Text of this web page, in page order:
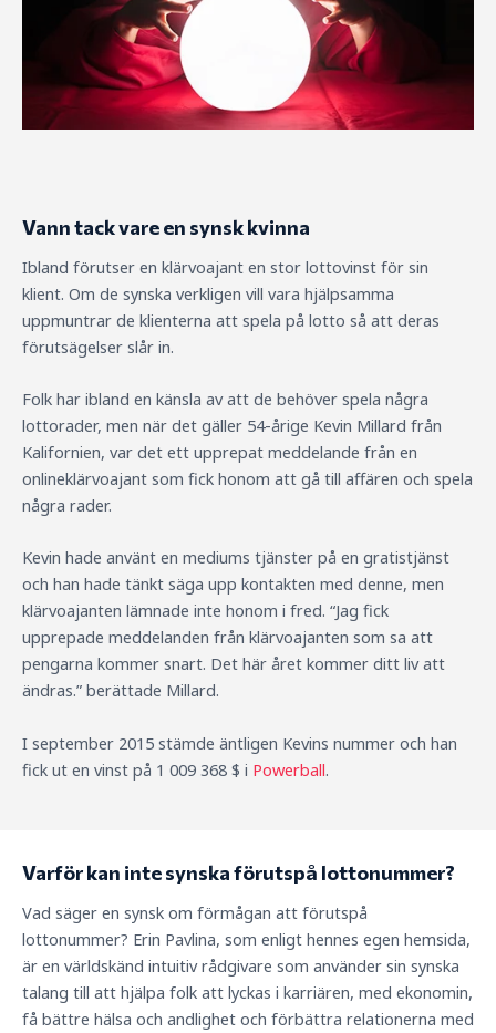
Vann tack vare en synsk kvinna
Ibland förutser en klärvoajant en stor lottovinst för sin
klient. Om de synska verkligen vill vara hjälpsamma
uppmuntrar de klienterna att spela på lotto så att deras
förutsägelser slår in.
Folk har ibland en känsla av att de behöver spela några
lottorader, men när det gäller 54-årige Kevin Millard från
Kalifornien, var det ett upprepat meddelande från en
onlineklärvoajant som fick honom att gå till affären och spela
några rader.
Kevin hade använt en mediums tjänster på en gratistjänst
och han hade tänkt säga upp kontakten med denne, men
klärvoajanten lämnade inte honom i fred. “Jag fick
upprepade meddelanden från klärvoajanten som sa att
pengarna kommer snart. Det här året kommer ditt liv att
ändras.” berättade Millard.
I september 2015 stämde äntligen Kevins nummer och han
fick ut en vinst på 1 009 368 $ i Powerball.
Varför kan inte synska förutspå lottonummer?
Vad säger en synsk om förmågan att förutspå
lottonummer? Erin Pavlina, som enligt hennes egen hemsida,
är en världskänd intuitiv rådgivare som använder sin synska
talang till att hjälpa folk att lyckas i karriären, med ekonomin,
få bättre hälsa och andlighet och förbättra relationerna med